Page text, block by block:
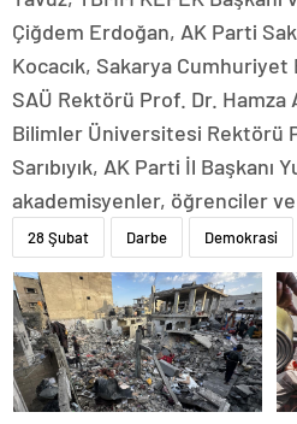
Çiğdem Erdoğan, AK Parti
Kocacık, Sakarya Cumhuriyet
SAÜ Rektörü Prof. Dr. Hamza
Bilimler Üniversitesi Rektörü
Sarıbıyık, AK Parti İl Başkanı
akademisyenler, öğrenciler ve
28 Şubat Darbe Demokrasi